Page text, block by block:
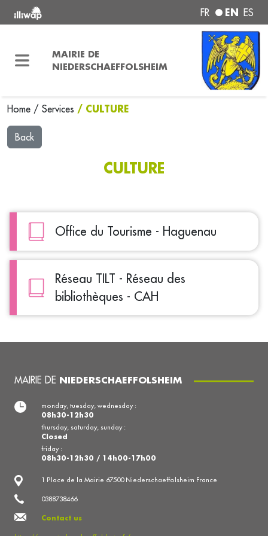
FR EN ES
MAIRIE DE
NIEDERSCHAEFFOLSHEIM
Home / Services / CULTURE
Back
CULTURE
Office du Tourisme - Haguenau
Réseau TILT - Réseau des
bibliothèques - CAH
MAIRIE DE NIEDERSCHAEFFOLSHEIM
1 Place de la Mairie 67500 Niederschaeffolsheim France
0388738466
Contact us
monday, tuesday, wednesday :
08h30-12h30
thursday, saturday, sunday :
Closed
friday :
08h30-12h30 / 14h00-17h00